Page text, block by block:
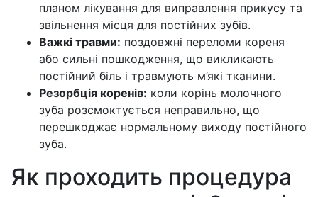
планом лікування для виправлення прикусу та
звільнення місця для постійних зубів.
Важкі травми: поздовжні переломи кореня
або сильні пошкодження, що викликають
постійний біль і травмують м’які тканини.
Резорбція коренів: коли корінь молочного
зуба розсмоктується неправильно, що
перешкоджає нормальному виходу постійного
зуба.
Як проходить процедура